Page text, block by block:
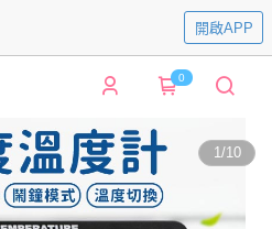
開啟APP
0
1/10